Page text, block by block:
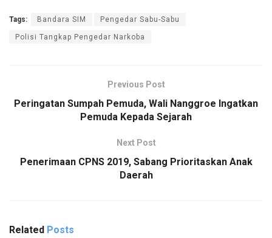
Tags: Bandara SIM Pengedar Sabu-Sabu
Polisi Tangkap Pengedar Narkoba
Previous Post
Peringatan Sumpah Pemuda, Wali Nanggroe Ingatkan
Pemuda Kepada Sejarah
Next Post
Penerimaan CPNS 2019, Sabang Prioritaskan Anak
Daerah
Related Posts